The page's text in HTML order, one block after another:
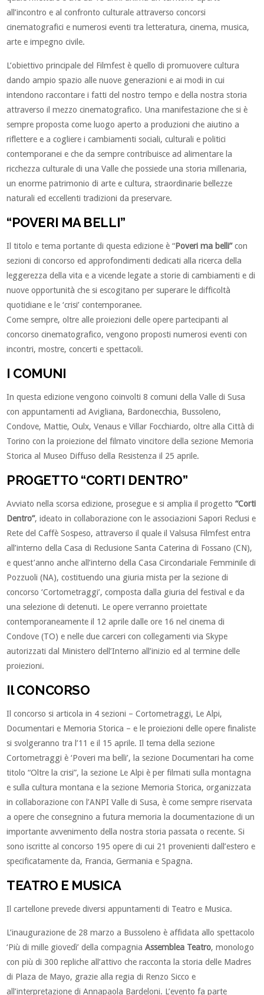
all’incontro e al confronto culturale attraverso concorsi
cinematografici e numerosi eventi tra letteratura, cinema, musica,
arte e impegno civile.
L’obiettivo principale del Filmfest è quello di promuovere cultura
dando ampio spazio alle nuove generazioni e ai modi in cui
intendono raccontare i fatti del nostro tempo e della nostra storia
attraverso il mezzo cinematografico. Una manifestazione che si è
sempre proposta come luogo aperto a produzioni che aiutino a
riflettere e a cogliere i cambiamenti sociali, culturali e politici
contemporanei e che da sempre contribuisce ad alimentare la
ricchezza culturale di una Valle che possiede una storia millenaria,
un enorme patrimonio di arte e cultura, straordinarie bellezze
naturali ed eccellenti tradizioni da preservare.
“POVERI MA BELLI”
Il titolo e tema portante di questa edizione è “Poveri ma belli”con
sezioni di concorso ed approfondimenti dedicati alla ricerca della
leggerezza della vita e a vicende legate a storie di cambiamenti e di
nuove opportunità che si escogitano per superare le difficoltà
quotidiane e le ‘crisi’ contemporanee.
Come sempre, oltre alle proiezioni delle opere partecipanti al
concorso cinematografico, vengono proposti numerosi eventi con
incontri, mostre, concerti e spettacoli.
I COMUNI
In questa edizione vengono coinvolti 8 comuni della Valle di Susa
con appuntamenti ad Avigliana, Bardonecchia, Bussoleno,
Condove, Mattie, Oulx, Venaus e Villar Focchiardo, oltre alla Città di
Torino con la proiezione del filmato vincitore della sezione Memoria
Storica al Museo Diffuso della Resistenza il 25 aprile.
PROGETTO “CORTI DENTRO”
Avviato nella scorsa edizione, prosegue e si amplia il progetto“Corti
Dentro”, ideato in collaborazione con le associazioni Sapori Reclusi e
Rete del Caffè Sospeso, attraverso il quale il Valsusa Filmfest entra
all’interno della Casa di Reclusione Santa Caterina di Fossano (CN),
e quest’anno anche all’interno della Casa Circondariale Femminile di
Pozzuoli (NA), costituendo una giuria mista per la sezione di
concorso ‘Cortometraggi’, composta dalla giuria del festival e da
una selezione di detenuti. Le opere verranno proiettate
contemporaneamente il 12 aprile dalle ore 16 nel cinema di
Condove (TO) e nelle due carceri con collegamenti via Skype
autorizzati dal Ministero dell’Interno all’inizio ed al termine delle
proiezioni.
Il CONCORSO
Il concorso si articola in 4 sezioni – Cortometraggi, Le Alpi,
Documentari e Memoria Storica – e le proiezioni delle opere finaliste
si svolgeranno tra l’11 e il 15 aprile. Il tema della sezione
Cortometraggi è ‘Poveri ma belli’, la sezione Documentari ha come
titolo “Oltre la crisi”, la sezione Le Alpi è per filmati sulla montagna
e sulla cultura montana e la sezione Memoria Storica, organizzata
in collaborazione con l’ANPI Valle di Susa, è come sempre riservata
a opere che consegnino a futura memoria la documentazione di un
importante avvenimento della nostra storia passata o recente. Si
sono iscritte al concorso 195 opere di cui 21 provenienti dall’estero e
specificatamente da, Francia, Germania e Spagna.
TEATRO E MUSICA
Il cartellone prevede diversi appuntamenti di Teatro e Musica.
L’inaugurazione de 28 marzo a Bussoleno è affidata allo spettacolo
‘Più di mille giovedì’ della compagniaAssemblea Teatro, monologo
con più di 300 repliche all’attivo che racconta la storia delle Madres
di Plaza de Mayo, grazie alla regia di Renzo Sicco e
all’interpretazione di Annapaola Bardeloni. L’evento fa parte